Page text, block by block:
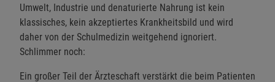
Umwelt, Industrie und denaturierte Nahrung ist kein
klassisches, kein akzeptiertes Krankheitsbild und wird
daher von der Schulmedizin weitgehend ignoriert.
Schlimmer noch:
Ein großer Teil der Ärzteschaft verstärkt die beim Patienten